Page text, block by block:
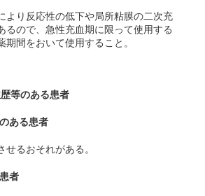
より反応性の低下や局所粘膜の二次充
るので、急性充血期に限って使用する
期間をおいて使用すること。
等のある患者
ある患者
るおそれがある。
者